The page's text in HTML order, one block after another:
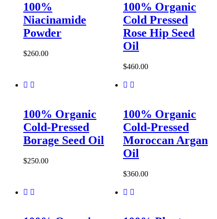
100%
Niacinamide
Powder
$260.00
100% Organic
Cold Pressed
Rose Hip Seed
Oil
$460.00
100% Organic
Cold-Pressed
Borage Seed Oil
$250.00
100% Organic
Cold-Pressed
Moroccan Argan
Oil
$360.00